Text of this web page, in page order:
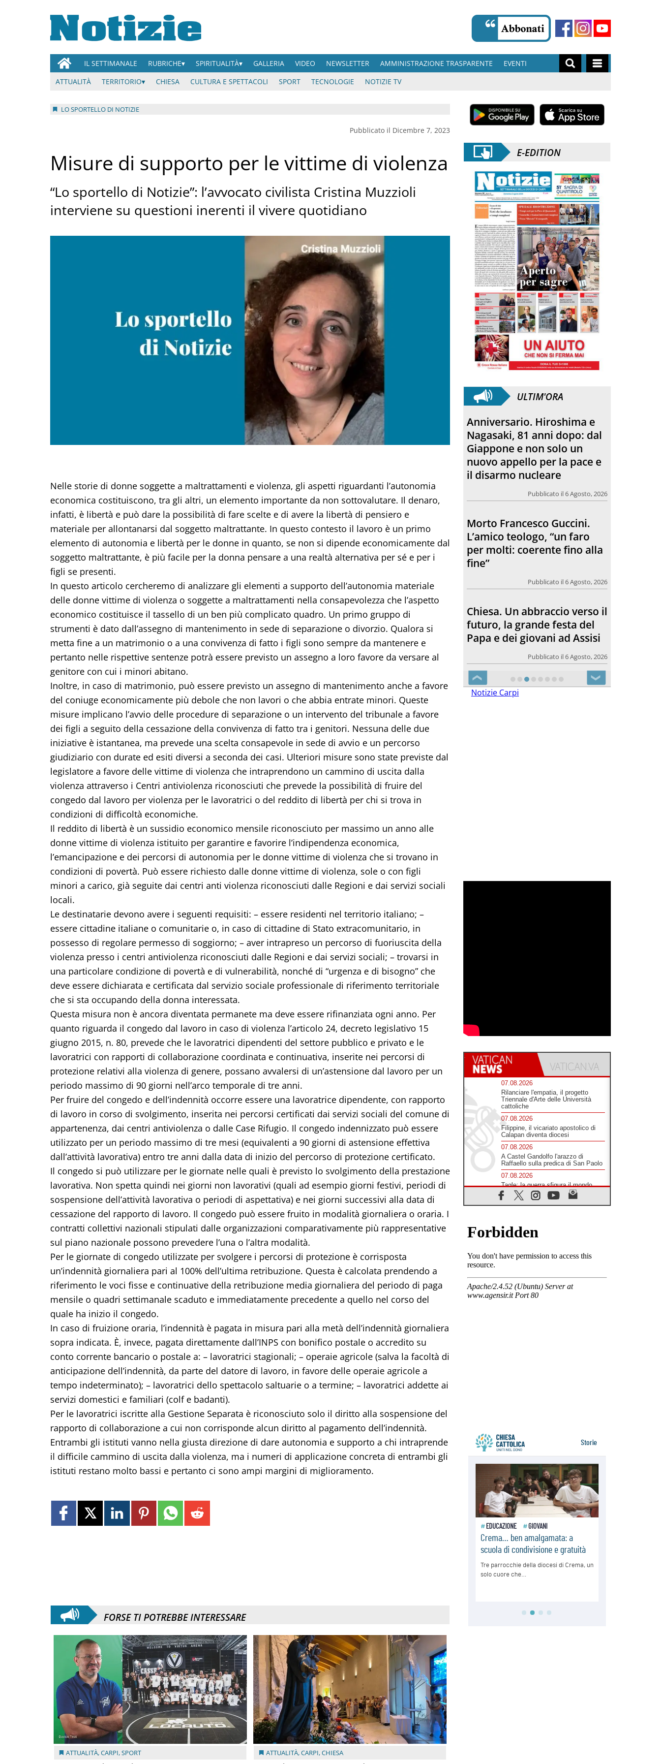
IL SETTIMANALE RUBRICHE SPIRITUALITÀ GALLERIA VIDEO NEWSLETTER AMMINISTRAZIONE TRASPARENTE
EVENTI
ATTUALITÀ
TERRITORIO CHIESA CULTURA E SPETTACOLI SPORT TECNOLOGIE NOTIZIE TV
LO SPORTELLO DI NOTIZIE
Pubblicato il Dicembre 7, 2023
Misure di supporto per le vittime di violenza
“Lo sportello di Notizie”: l’avvocato civilista Cristina Muzzioli
interviene su questioni inerenti il vivere quotidiano
Nelle storie di donne soggette a maltrattamenti e violenza, gli aspetti riguardanti l’autonomia
economica costituiscono, tra gli altri, un elemento importante da non sottovalutare. Il denaro,
infatti, è libertà e può dare la possibilità di fare scelte e di avere la libertà di pensiero e
materiale per allontanarsi dal soggetto maltrattante. In questo contesto il lavoro è un primo
elemento di autonomia e libertà per le donne in quanto, se non si dipende economicamente dal
soggetto maltrattante, è più facile per la donna pensare a una realtà alternativa per sé e per i
figli se presenti.
In questo articolo cercheremo di analizzare gli elementi a supporto dell’autonomia materiale
delle donne vittime di violenza o soggette a maltrattamenti nella consapevolezza che l’aspetto
economico costituisce il tassello di un ben più complicato quadro. Un primo gruppo di
strumenti è dato dall’assegno di mantenimento in sede di separazione o divorzio. Qualora si
metta fine a un matrimonio o a una convivenza di fatto i figli sono sempre da mantenere e
pertanto nelle rispettive sentenze potrà essere previsto un assegno a loro favore da versare al
genitore con cui i minori abitano.
Inoltre, in caso di matrimonio, può essere previsto un assegno di mantenimento anche a favore
del coniuge economicamente più debole che non lavori o che abbia entrate minori. Queste
misure implicano l’avvio delle procedure di separazione o un intervento del tribunale a favore
dei figli a seguito della cessazione della convivenza di fatto tra i genitori. Nessuna delle due
iniziative è istantanea, ma prevede una scelta consapevole in sede di avvio e un percorso
giudiziario con durate ed esiti diversi a seconda dei casi. Ulteriori misure sono state previste dal
legislatore a favore delle vittime di violenza che intraprendono un cammino di uscita dalla
violenza attraverso i Centri antiviolenza riconosciuti che prevede la possibilità di fruire del
congedo dal lavoro per violenza per le lavoratrici o del reddito di libertà per chi si trova in
condizioni di difficoltà economiche.
Il reddito di libertà è un sussidio economico mensile riconosciuto per massimo un anno alle
donne vittime di violenza istituito per garantire e favorire l’indipendenza economica,
l’emancipazione e dei percorsi di autonomia per le donne vittime di violenza che si trovano in
condizioni di povertà. Può essere richiesto dalle donne vittime di violenza, sole o con figli
minori a carico, già seguite dai centri anti violenza riconosciuti dalle Regioni e dai servizi sociali
locali.
Le destinatarie devono avere i seguenti requisiti: – essere residenti nel territorio italiano; –
essere cittadine italiane o comunitarie o, in caso di cittadine di Stato extracomunitario, in
possesso di regolare permesso di soggiorno; – aver intrapreso un percorso di fuoriuscita della
violenza presso i centri antiviolenza riconosciuti dalle Regioni e dai servizi sociali; – trovarsi in
una particolare condizione di povertà e di vulnerabilità, nonché di “urgenza e di bisogno” che
deve essere dichiarata e certificata dal servizio sociale professionale di riferimento territoriale
che si sta occupando della donna interessata.
Questa misura non è ancora diventata permanete ma deve essere rifinanziata ogni anno. Per
quanto riguarda il congedo dal lavoro in caso di violenza l’articolo 24, decreto legislativo 15
giugno 2015, n. 80, prevede che le lavoratrici dipendenti del settore pubblico e privato e le
lavoratrici con rapporti di collaborazione coordinata e continuativa, inserite nei percorsi di
protezione relativi alla violenza di genere, possano avvalersi di un’astensione dal lavoro per un
periodo massimo di 90 giorni nell’arco temporale di tre anni.
Per fruire del congedo e dell’indennità occorre essere una lavoratrice dipendente, con rapporto
di lavoro in corso di svolgimento, inserita nei percorsi certificati dai servizi sociali del comune di
appartenenza, dai centri antiviolenza o dalle Case Rifugio. Il congedo indennizzato può essere
utilizzato per un periodo massimo di tre mesi (equivalenti a 90 giorni di astensione effettiva
dall’attività lavorativa) entro tre anni dalla data di inizio del percorso di protezione certificato.
Il congedo si può utilizzare per le giornate nelle quali è previsto lo svolgimento della prestazione
lavorativa. Non spetta quindi nei giorni non lavorativi (quali ad esempio giorni festivi, periodi di
sospensione dell’attività lavorativa o periodi di aspettativa) e nei giorni successivi alla data di
cessazione del rapporto di lavoro. Il congedo può essere fruito in modalità giornaliera o oraria. I
contratti collettivi nazionali stipulati dalle organizzazioni comparativamente più rappresentative
sul piano nazionale possono prevedere l’una o l’altra modalità.
Per le giornate di congedo utilizzate per svolgere i percorsi di protezione è corrisposta
un’indennità giornaliera pari al 100% dell’ultima retribuzione. Questa è calcolata prendendo a
riferimento le voci fisse e continuative della retribuzione media giornaliera del periodo di paga
mensile o quadri settimanale scaduto e immediatamente precedente a quello nel corso del
quale ha inizio il congedo.
In caso di fruizione oraria, l’indennità è pagata in misura pari alla metà dell’indennità giornaliera
sopra indicata. È, invece, pagata direttamente dall’INPS con bonifico postale o accredito su
conto corrente bancario o postale a: – lavoratrici stagionali; – operaie agricole (salva la facoltà di
anticipazione dell’indennità, da parte del datore di lavoro, in favore delle operaie agricole a
tempo indeterminato); – lavoratrici dello spettacolo saltuarie o a termine; – lavoratrici addette ai
servizi domestici e familiari (colf e badanti).
Per le lavoratrici iscritte alla Gestione Separata è riconosciuto solo il diritto alla sospensione del
rapporto di collaborazione a cui non corrisponde alcun diritto al pagamento dell’indennità.
Entrambi gli istituti vanno nella giusta direzione di dare autonomia e supporto a chi intraprende
il difficile cammino di uscita dalla violenza, ma i numeri di applicazione concreta di entrambi gli
istituti restano molto bassi e pertanto ci sono ampi margini di miglioramento.
FORSE TI POTREBBE INTERESSARE
ATTUALITÀ,CARPI,SPORT ATTUALITÀ,CARPI,CHIESA
E-EDITION
ULTIM'ORA
Anniversario. Hiroshima e
Nagasaki, 81 anni dopo: dal
Giappone e non solo un
nuovo appello per la pace e
il disarmo nucleare
Pubblicato il 6 Agosto, 2026
Morto Francesco Guccini.
L’amico teologo, “un faro
per molti: coerente fino alla
fine”
Pubblicato il 6 Agosto, 2026
Chiesa. Un abbraccio verso il
futuro, la grande festa del
Papa e dei giovani ad Assisi
Pubblicato il 6 Agosto, 2026
❮ ❯
Notizie Carpi
07.08.2026
Rilanciare l'empatia, il progetto
Triennale d'Arte delle Università
cattoliche
07.08.2026
Filippine, il vicariato apostolico di
Calapan diventa diocesi
07.08.2026
A Castel Gandolfo l'arazzo di
Raffaello sulla predica di San Paolo
07.08.2026
Tagle: la guerra sfigura il mondo,
solo la rivelazione di Dio lo
trasfigura
intensi tra Chiesa, popolo e
istituzioni
SIGNIS 2026, dare voce alle
07.08.2026
Honduras, gli sfollati invisibili di una
crisi dimenticata